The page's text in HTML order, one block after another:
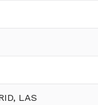
LAS